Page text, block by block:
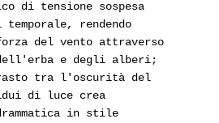
di tensione sospesa
rendendo
del vento attraverso
e degli alberi;
tra l'oscurità del
di luce crea
in stile